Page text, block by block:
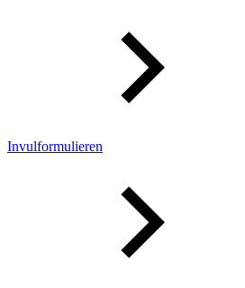
Invulformulieren